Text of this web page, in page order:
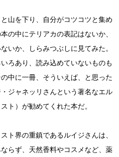
山を下り、自分がコツコツと集め
の中にテリアカの表記はないか、
いか、しらみつぶしに見てみた。
ろあり、読み込めていないものも
中に一冊、そういえば、と思った
ジャネッリさんという著名なエル
ト）が勧めてくれた本だ。
ト界の重鎮であるルイジさんは、
らず、天然香料やコスメなど、薬